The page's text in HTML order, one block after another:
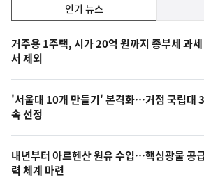
기,
최
신,
오
늘
의
영
상
인기 뉴스
인
기
뉴
스
거주용 1주택, 시가 20억 원까지 종부세 과
서 제외
'서울대 10개 만들기' 본격화…거점 국립대
속 선정
내년부터 아르헨산 원유 수입…핵심광물 공
력 체계 마련